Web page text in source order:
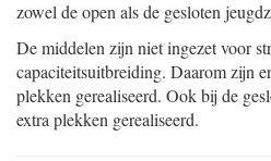
zowel de open als de gesloten
De middelen zijn niet ingezet voor
capaciteitsuitbreiding. Daarom zijn
plekken gerealiseerd. Ook bij de
extra plekken gerealiseerd.